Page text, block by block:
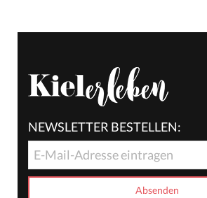
NEWSLETTER BESTELLEN: